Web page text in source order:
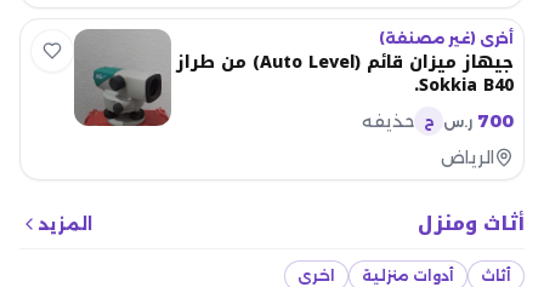
أخرى (غير مصنفة)
جيهاز ميزان قائم (Auto Level) من طراز
Sokkia B40.
700 ر.س ح
حذيفه
الرياض
أثاث ومنزل المزيد
أثاث أدوات منزلية اخرى